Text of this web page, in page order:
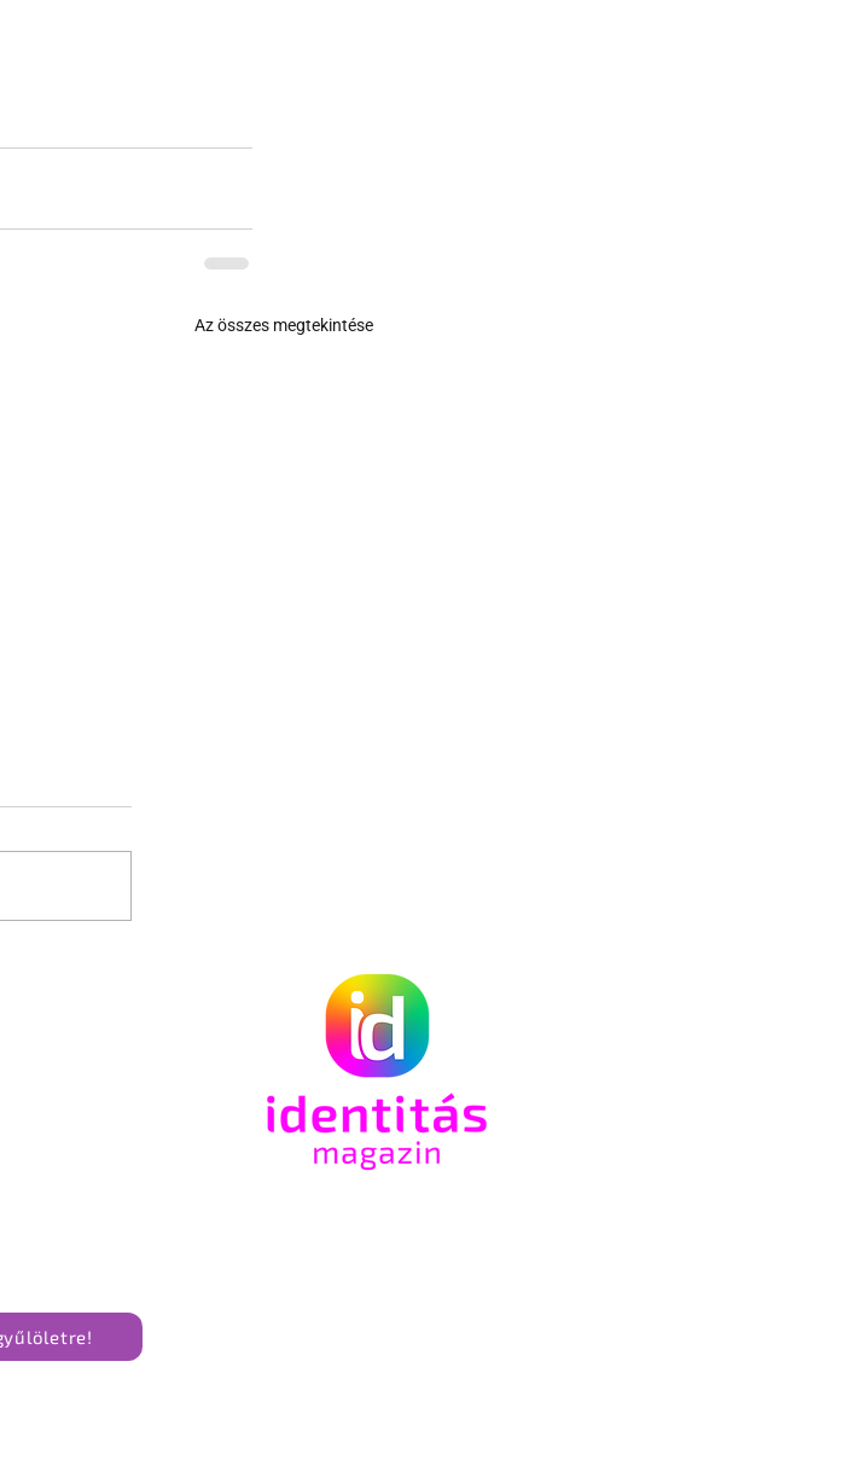
Az összes megtekintése